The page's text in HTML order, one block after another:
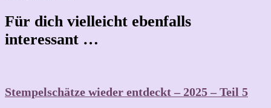
Für dich vielleicht ebenfalls
interessant …
Stempelschätze wieder entdeckt – 2025 – Teil 5